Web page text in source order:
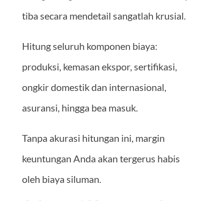
tiba secara mendetail sangatlah krusial.
Hitung seluruh komponen biaya:
produksi, kemasan ekspor, sertifikasi,
ongkir domestik dan internasional,
asuransi, hingga bea masuk.
Tanpa akurasi hitungan ini, margin
keuntungan Anda akan tergerus habis
oleh biaya siluman.